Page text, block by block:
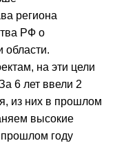
региона
РФ о
области.
на эти цели
6 лет ввели 2
из них в прошлом
высокие
году